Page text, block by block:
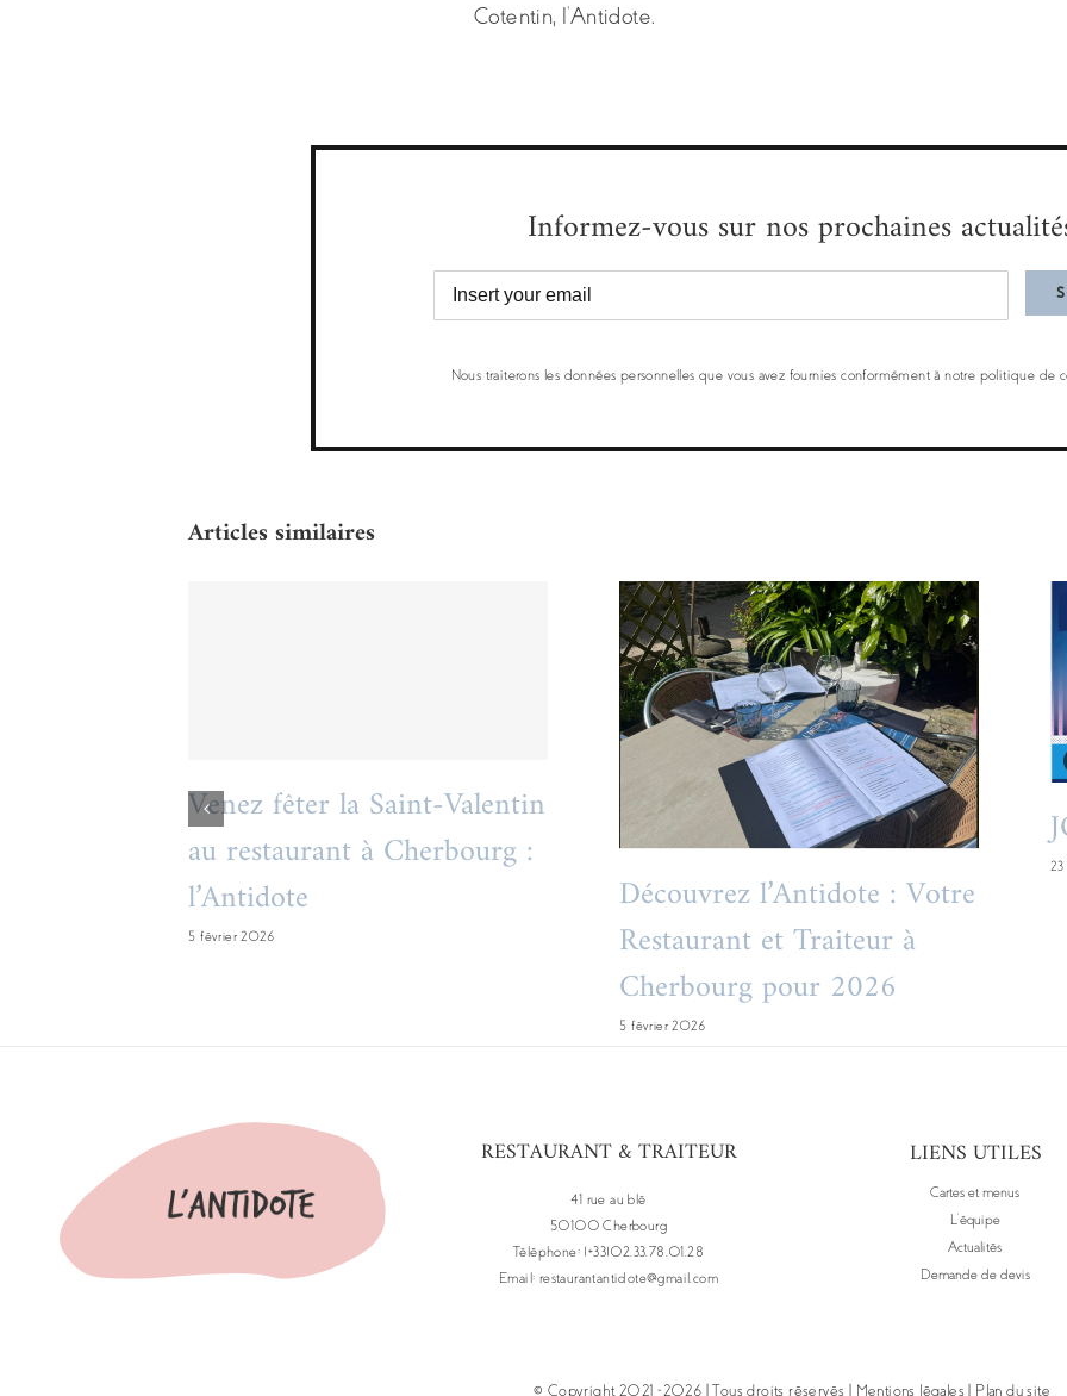
Cotentin, l’Antidote.
Informez-vous sur nos prochaines
Nous traiterons les données personnelles que vous avez fournies conformément à notre politique de
Articles similaires
Venez fêter la Saint-Valentin
au restaurant à Cherbourg :
l’Antidote
5 février 2026
Découvrez l’Antidote
: Votre Restaurant et
Traiteur à Cherbourg
pour 2026
Découvrez l’Antidote : Votre
Restaurant et Traiteur à
Cherbourg pour 2026
5 février 2026
RESTAURANT & TRAITEUR
41 rue au blé
50100 Cherbourg
Téléphone: (+33)02.33.78.01.28
Email: restaurantantidote@gmail.com
LIENS UTILES
Cartes et menus
L’équipe
Actualités
Demande de devis
© Copyright 2021 -2026 | Tous droits réservés | Mentions légales Plan du site